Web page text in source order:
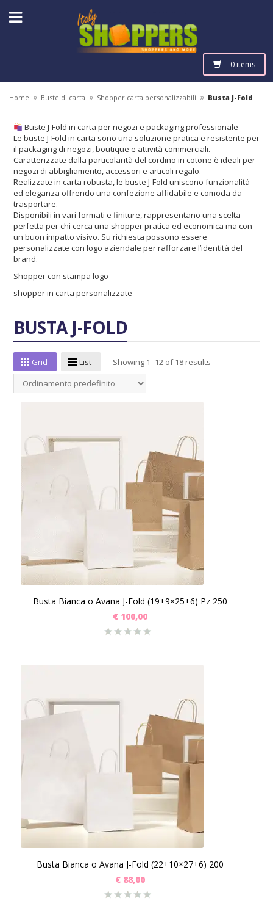
0 items
Home » Buste di carta » Shopper carta personalizzabili » Busta J-Fold
Buste J-Fold in carta per negozi e packaging professionale
Le buste J-Fold in carta sono una soluzione pratica e resistente per
il packaging di negozi, boutique e attività commerciali.
Caratterizzate dalla particolarità del cordino in cotone è ideali per
negozi di abbigliamento, accessori e articoli regalo.
Realizzate in carta robusta, le buste J-Fold uniscono funzionalità
ed eleganza offrendo una confezione affidabile e comoda da
trasportare.
Disponibili in vari formati e finiture, rappresentano una scelta
perfetta per chi cerca una shopper pratica ed economica ma con
un buon impatto visivo. Su richiesta possono essere
personalizzate con logo aziendale per rafforzare l’identità del
brand.
Shopper con stampa logo
shopper in carta personalizzate
BUSTA J-FOLD
Grid List Showing 1–12 of 18 results
Busta Bianca o Avana J-Fold (19+9×25+6) Pz 250
€ 100,00
Busta Bianca o Avana J-Fold (22+10×27+6) 200
€ 88,00